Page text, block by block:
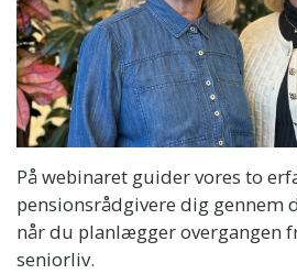
På webinaret guider vores to
pensionsrådgivere dig gennem
når du planlægger overgangen
seniorliv.